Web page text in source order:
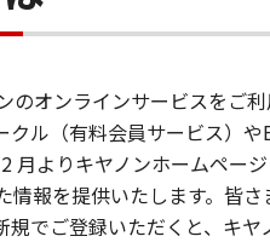
のオンラインサービスを
クル（有料会員サービス）
月よりキヤノンホームペー
情報を提供いたします。皆
でご登録いただくと、キ